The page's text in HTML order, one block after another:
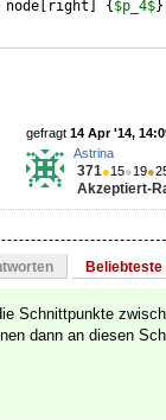
node right { $p_4$}
gefragt 14 Apr '14,
Astrina
371●15●19●
Akzeptiert-
Schnittpunkte
dann an diesen